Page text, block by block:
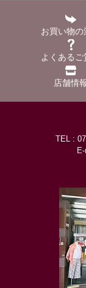
お買い物の
よくあるご
店舗情
TEL :